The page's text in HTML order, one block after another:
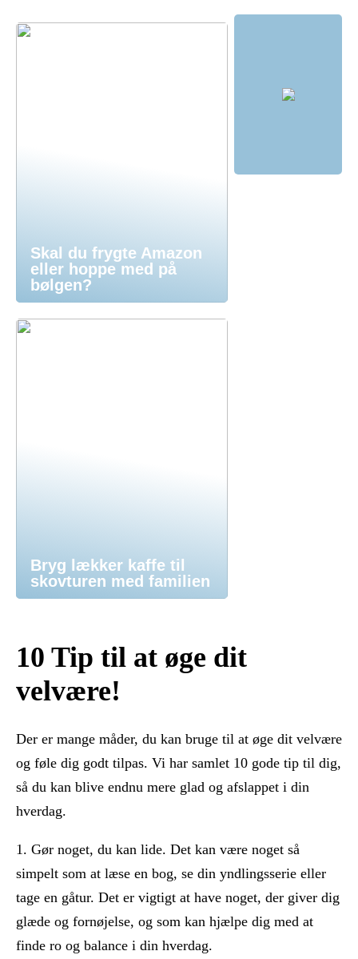
Skal du frygte Amazon
eller hoppe med på
bølgen?
Bryg lækker kaffe til
skovturen med familien
10 Tip til at øge dit
velvære!
Der er mange måder, du kan bruge til at øge dit velvære
og føle dig godt tilpas. Vi har samlet 10 gode tip til dig,
så du kan blive endnu mere glad og afslappet i din
hverdag.
1. Gør noget, du kan lide. Det kan være noget så
simpelt som at læse en bog, se din yndlingsserie eller
tage en gåtur. Det er vigtigt at have noget, der giver dig
glæde og fornøjelse, og som kan hjælpe dig med at
finde ro og balance i din hverdag.